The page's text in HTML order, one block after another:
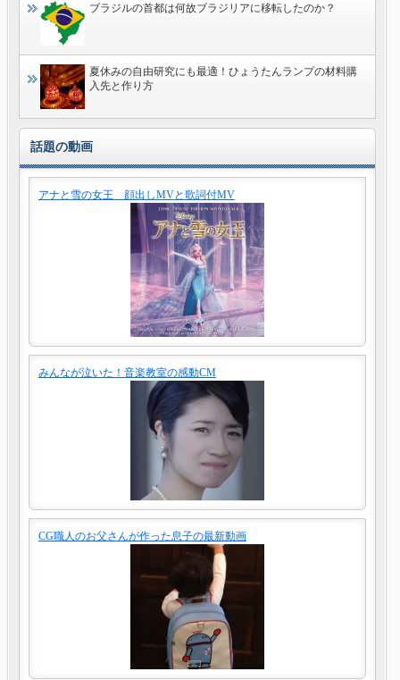
ブラジルの首都は何故ブラジリアに移転したのか？
夏休みの自由研究にも最適！ひょうたんランプの材料購
入先と作り方
話題の動画
アナと雪の女王 顔出しMVと歌詞付MV
みんなが泣いた！音楽教室の感動CM
CG職人のお父さんが作った息子の最新動画